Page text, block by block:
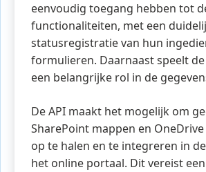
eenvoudig toegang hebben tot
functionaliteiten, met een
statusregistratie van hun
formulieren. Daarnaast speelt
een belangrijke rol in de
De API maakt het mogelijk om
SharePoint mappen en
op te halen en te integreren in
het online portaal. Dit vereist